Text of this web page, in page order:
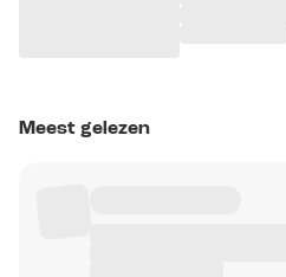
Meest gelezen